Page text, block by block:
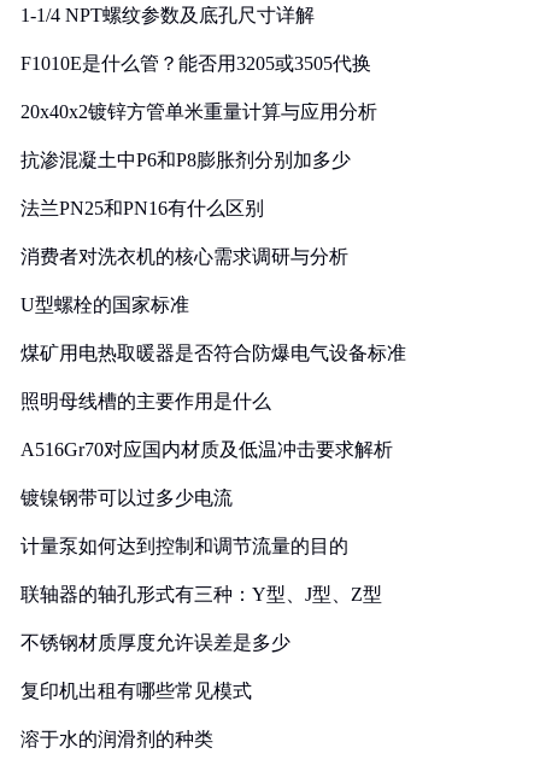
1-1/4 NPT螺纹参数及底孔尺寸详解
F1010E是什么管？能否用3205或3505代换
20x40x2镀锌方管单米重量计算与应用分析
抗渗混凝土中P6和P8膨胀剂分别加多少
法兰PN25和PN16有什么区别
消费者对洗衣机的核心需求调研与分析
U型螺栓的国家标准
煤矿用电热取暖器是否符合防爆电气设备标准
照明母线槽的主要作用是什么
A516Gr70对应国内材质及低温冲击要求解析
镀镍钢带可以过多少电流
计量泵如何达到控制和调节流量的目的
联轴器的轴孔形式有三种：Y型、J型、Z型
不锈钢材质厚度允许误差是多少
复印机出租有哪些常见模式
溶于水的润滑剂的种类